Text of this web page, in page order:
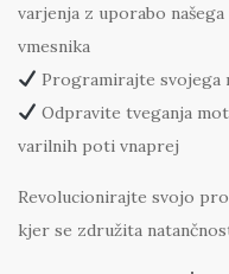
varjenja z uporabo
vmesnika
Programirajte svojega
Odpravite tveganja
varilnih poti vnaprej
Revolucionirajte svojo
kjer se združita